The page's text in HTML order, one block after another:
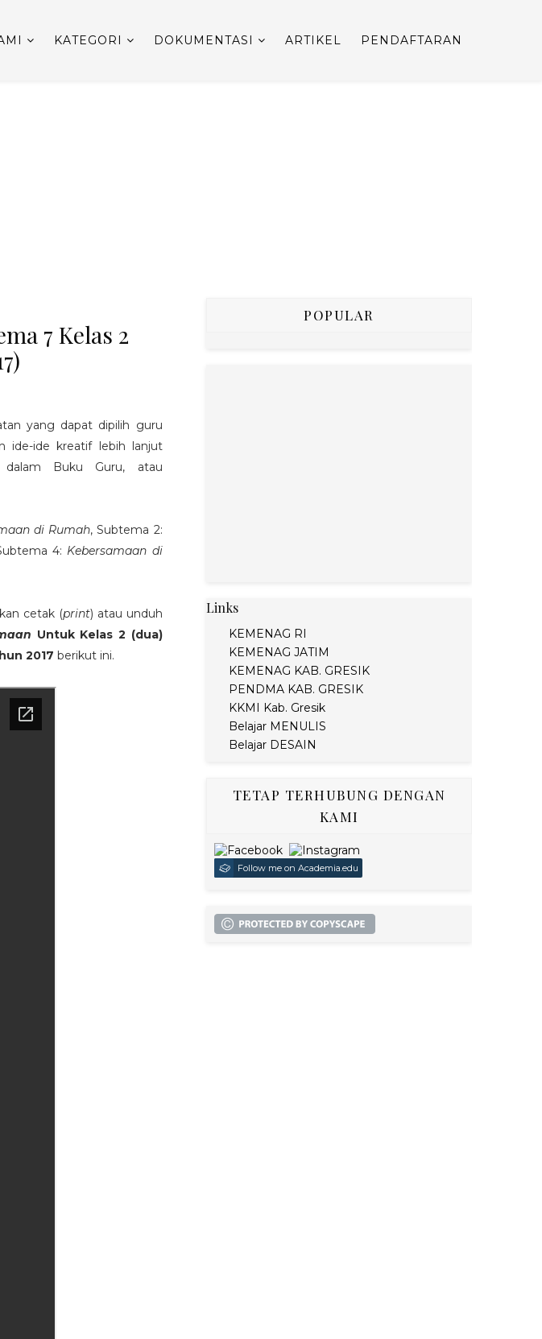
KATEGORI DOKUMENTASI ARTIKEL PENDAFTARAN
7 Kelas 2
yang dapat dipilih guru
ide-ide kreatif lebih lanjut
dalam Buku Guru, atau
di Rumah, Subtema 2:
4: Kebersamaan di
cetak (print) atau unduh
Untuk Kelas 2 (dua)
2017 berikut ini.
POPULAR
Links
KEMENAG RI
KEMENAG JATIM
KEMENAG KAB. GRESIK
PENDMA KAB. GRESIK
KKMI Kab. Gresik
Belajar MENULIS
Belajar DESAIN
TETAP TERHUBUNG DENGAN
KAMI
Follow me on Academia.edu